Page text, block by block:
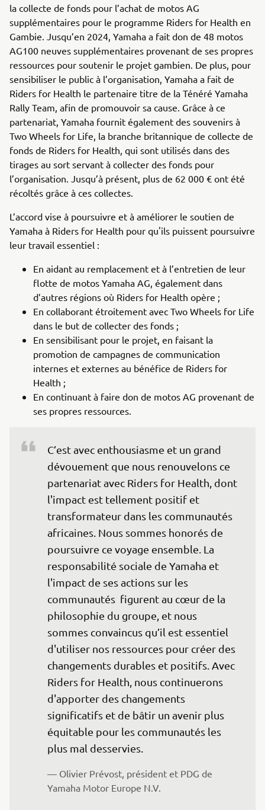
la collecte de fonds pour l’achat de motos AG
supplémentaires pour le programme Riders for Health en
Gambie. Jusqu’en 2024, Yamaha a fait don de 48 motos
AG100 neuves supplémentaires provenant de ses propres
ressources pour soutenir le projet gambien. De plus, pour
sensibiliser le public à l’organisation, Yamaha a fait de
Riders for Health le partenaire titre de la Ténéré Yamaha
Rally Team, afin de promouvoir sa cause. Grâce à ce
partenariat, Yamaha fournit également des souvenirs à
Two Wheels for Life, la branche britannique de collecte de
fonds de Riders for Health, qui sont utilisés dans des
tirages au sort servant à collecter des fonds pour
l’organisation. Jusqu’à présent, plus de 62 000 € ont été
récoltés grâce à ces collectes.
L’accord vise à poursuivre et à améliorer le soutien de
Yamaha à Riders for Health pour qu'ils puissent poursuivre
leur travail essentiel :
En aidant au remplacement et à l’entretien de leur
flotte de motos Yamaha AG, également dans
d’autres régions où Riders for Health opère ;
En collaborant étroitement avec Two Wheels for Life
dans le but de collecter des fonds ;
En sensibilisant pour le projet, en faisant la
promotion de campagnes de communication
internes et externes au bénéfice de Riders for
Health ;
En continuant à faire don de motos AG provenant de
ses propres ressources.
C’est avec enthousiasme et un grand
dévouement que nous renouvelons ce
partenariat avec Riders for Health, dont
l'impact est tellement positif et
transformateur dans les communautés
africaines. Nous sommes honorés de
poursuivre ce voyage ensemble. La
responsabilité sociale de Yamaha et
l'impact de ses actions sur les
communautés  figurent au cœur de la
philosophie du groupe, et nous
sommes convaincus qu’il est essentiel
d'utiliser nos ressources pour créer des
changements durables et positifs. Avec
Riders for Health, nous continuerons
d'apporter des changements
significatifs et de bâtir un avenir plus
équitable pour les communautés les
plus mal desservies.
— Olivier Prévost, président et PDG de
Yamaha Motor Europe N.V.